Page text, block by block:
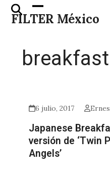
Skip
FILTER México
Open
mobile
Close
mobile
6 julio, 2017
Japanese
versión de ‘Twin
Angels’